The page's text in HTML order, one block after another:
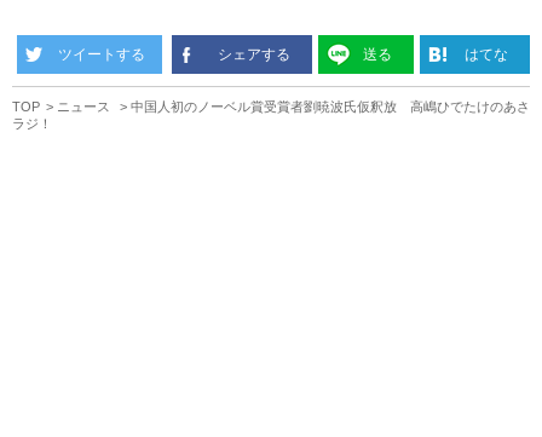
ツイートする シェアする 送る はてな
TOP ニュース
中国人初のノーベル賞受賞者劉暁波氏仮釈放 高嶋ひでたけのあさ
ラジ！